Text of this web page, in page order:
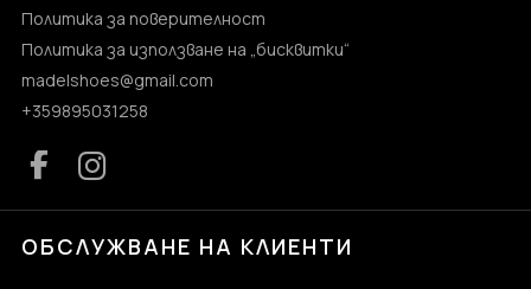
Политика за поверителност
Политика за използване на „бисквитки“
madelshoes@gmail.com
+359895031258
ОБСЛУЖВАНЕ НА КЛИЕНТИ